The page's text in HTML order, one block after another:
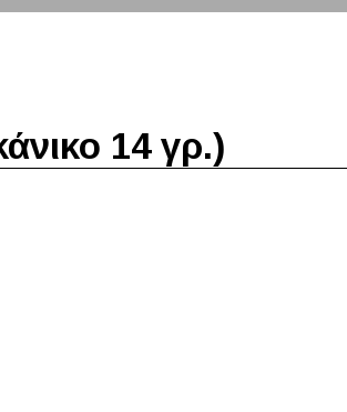
14 γρ.)